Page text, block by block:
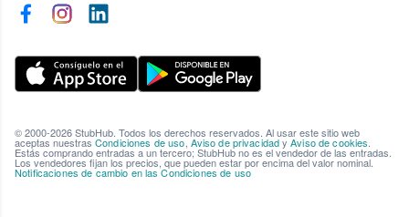
© 2000-2026 StubHub. Todos los derechos reservados. Al usar este sitio web
aceptas nuestras Condiciones de uso Aviso de privacidadyAviso de cookies
Estás comprando entradas a un tercero; StubHub no es el vendedor de las entradas.
Los vendedores fijan los precios, que pueden estar por encima del valor nominal.
Notificaciones de cambio en las Condiciones de uso